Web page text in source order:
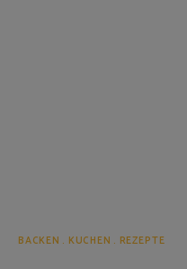
BACKEN KUCHEN REZEPTE